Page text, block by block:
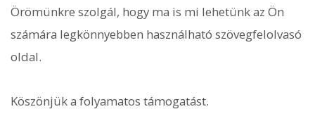
Örömünkre szolgál, hogy ma is mi lehetünk az Ön
számára legkönnyebben használható szövegfelolvasó
oldal.
Köszönjük a folyamatos támogatást.